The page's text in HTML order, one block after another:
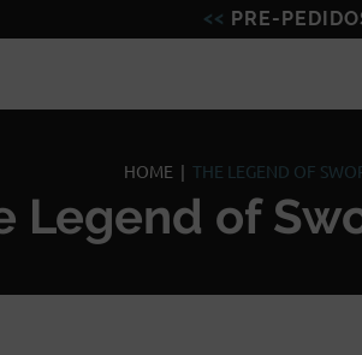
PRE-
Figuras Miniaturas
HOME THE LEGEND OF
Legend of